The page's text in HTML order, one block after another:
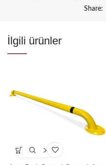
Share:
İlgili ürünler